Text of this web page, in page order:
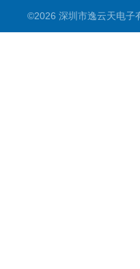
©2026 深圳市逸云天电